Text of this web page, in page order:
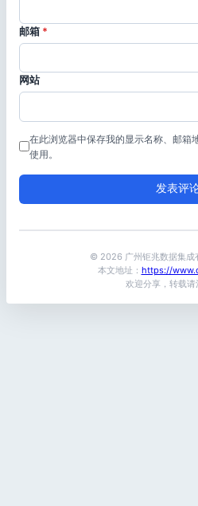
邮箱 *
网站
在此浏览器中保存我的显示名称、邮箱
使用。
© 2026 广州钜兆数据集成
本文地址： https://
欢迎分享，转载请